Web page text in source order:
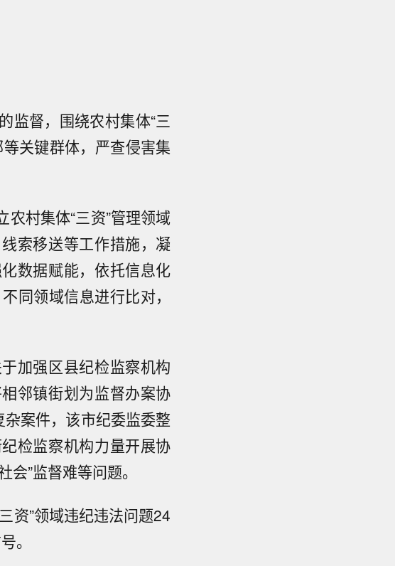
监督，围绕农村集体“三
关键群体，严查侵害集
村集体“三资”管理领域
索移送等工作措施，凝
数据赋能，依托信息化
同领域信息进行比对，
加强区县纪检监察机构
邻镇街划为监督办案协
案件，该市纪委监委整
检监察机构力量开展协
”监督难等问题。
资”领域违纪违法问题24
。